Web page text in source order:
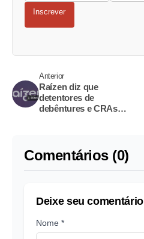
Inscrever
Anterior
Raízen diz que
detentores de
debêntures e CRAs
Comentários (0)
Deixe seu comentário
Nome *